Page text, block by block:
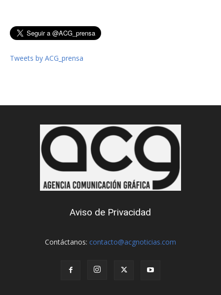
Tweets by ACG_prensa
Aviso de Privacidad
Contáctanos: contacto@acgnoticias.com